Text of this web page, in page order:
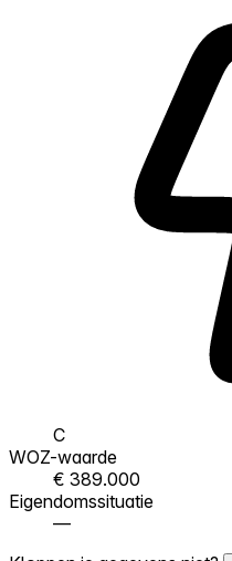
C
WOZ-waarde
€ 389.000
Eigendomssituatie
—